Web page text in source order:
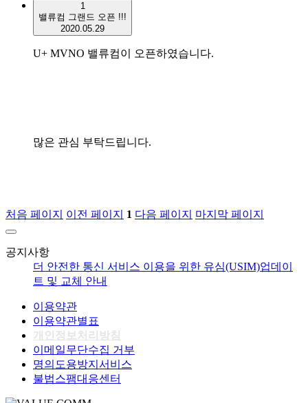
1
밸류컴 그랜드 오픈 !!!
2020.05.29
U+ MVNO 밸류컴이 오픈하였습니다.
많은 관심 부탁드립니다.
처음 페이지 이전 페이지 1 다음 페이지 마지막 페이지
공지사항
더 안전한 통신 서비스 이용을 위한 유심(USIM)업데이
트 및 교체 안내
이용약관
이용약관별표
개인정보처리방침
이메일무단수집 거부
명의도용방지서비스
불법스팸대응센터